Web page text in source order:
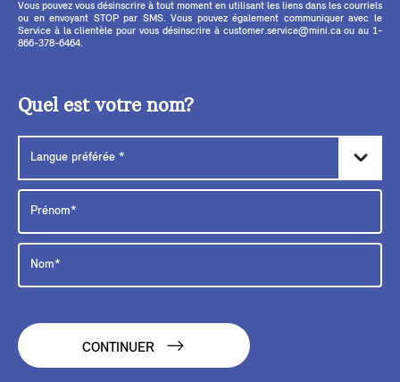
Vous pouvez vous désinscrire à tout moment en utilisant les liens dans les courriels
ou en envoyant STOP par SMS. Vous pouvez également communiquer avec le
Service à la clientèle pour vous désinscrire à customer.service@mini.ca ou au 1-
866-378-6464.
Quel est votre nom?
CONTINUER